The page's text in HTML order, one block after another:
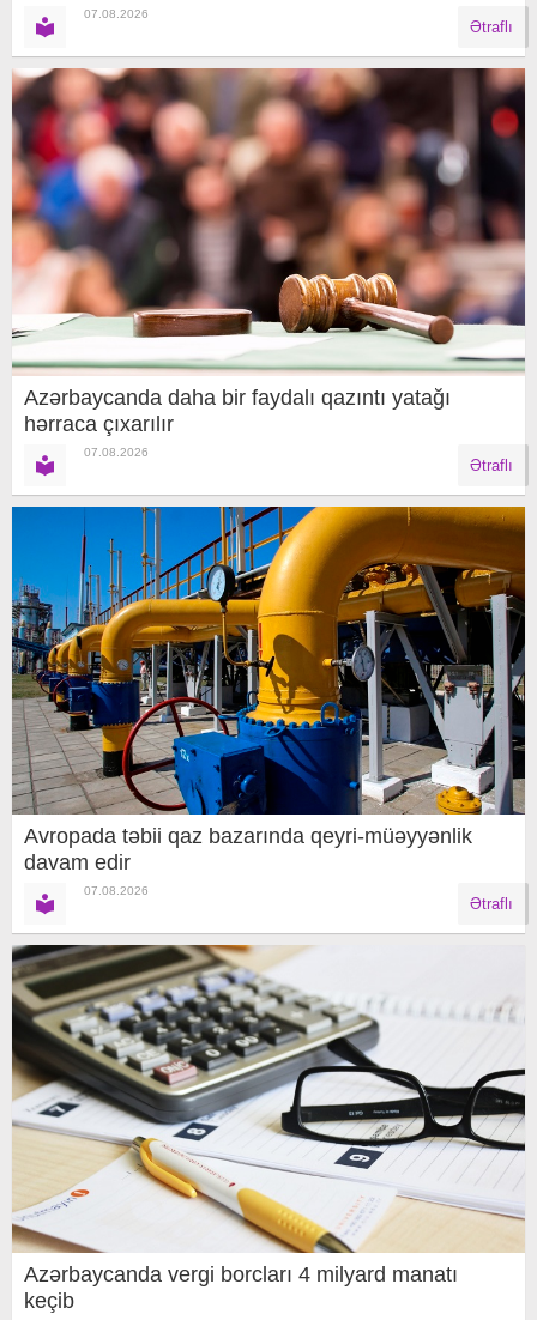
07.08.2026
Ətraflı
Azərbaycanda daha bir faydalı qazıntı yatağı
hərraca çıxarılır
07.08.2026
Ətraflı
Avropada təbii qaz bazarında qeyri-müəyyənlik
davam edir
07.08.2026
Ətraflı
Azərbaycanda vergi borcları 4 milyard manatı
keçib